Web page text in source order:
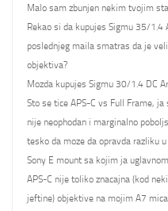
Malo sam zbunjen nekim tvojim
Rekao si da kupujes Sigmu 35/
poslednjeg maila smatras da je
objektiva?
Mozda kupujes Sigmu 30/1.4 DC
Sto se tice APS-C vs Full Frame,
nije neophodan i marginalno
tesko da moze da opravda razliku
Sony E mount sa kojim ja
APS-C nije toliko znacajna (kod
jeftine) objektive na mojim A7